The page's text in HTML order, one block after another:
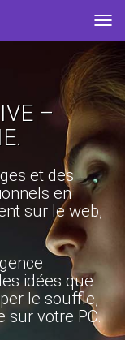
–
et des
en
sur le web,
idées que
le souffle,
sur votre PC.